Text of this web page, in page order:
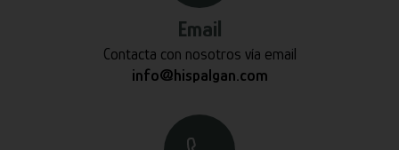
Email
Contacta con nosotros vía email
info@hispalgan.com